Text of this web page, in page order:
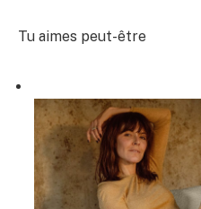
Tu aimes peut-être